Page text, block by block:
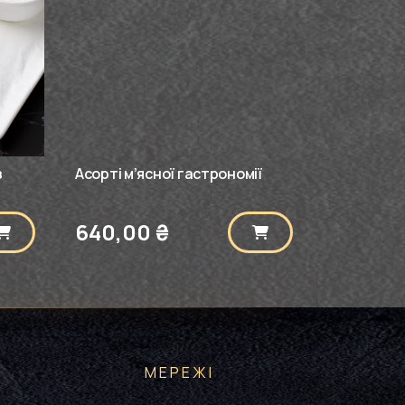
Асорті м’ясної гастрономії
640,00 ₴
МЕРЕЖІ